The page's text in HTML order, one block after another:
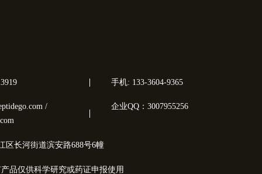
手机: 133-3604-9365
/
企业QQ：3007955256
区长河街道滨安路688号6幢
品仅供科学研究或药证申报使用